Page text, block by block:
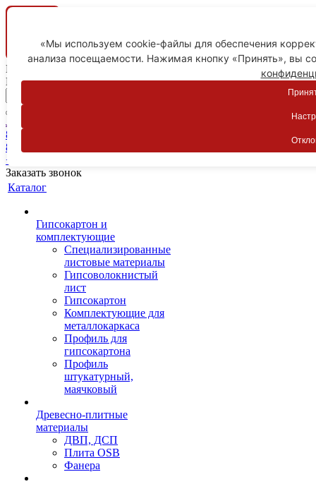
Ваш город
Пятигорск
Личный кабинет
8-800-775-59-89
8-800-775-59-89
+7 918 754-83-77
Заказать звонок
Каталог
Гипсокартон и
комплектующие
Специализированные
листовые материалы
Гипсоволокнистый
лист
Гипсокартон
Комплектующие для
металлокаркаса
Профиль для
гипсокартона
Профиль
штукатурный,
маячковый
Древесно-плитные
материалы
ДВП, ДСП
Плита OSB
Фанера
«Мы используем cookie-файлы для обеспечения
анализа посещаемости. Нажимая кнопку «Принять», вы